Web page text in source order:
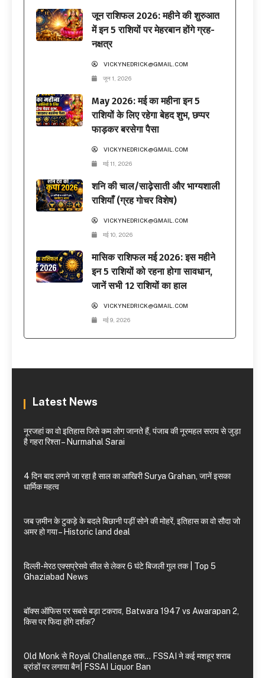
जून राशिफल 2026: महीने की शुरुआत
में इन 5 राशियों पर मेहरबान होंगे ग्रह-
नक्षत्र
VICKYNEDRICK@GMAIL.COM
जून 1, 2026
May 2026: मई का महीना इन 5
राशियों के लिए रहेगा बेहद शुभ, छप्पर
फाड़कर बरसेगा पैसा
VICKYNEDRICK@GMAIL.COM
मई 11, 2026
शनि की चाल/साढ़ेसाती और भाग्यशाली
राशियाँ (ग्रह गोचर विशेष)
VICKYNEDRICK@GMAIL.COM
मई 10, 2026
मासिक राशिफल मई 2026: इस महीने
इन 5 राशियों को रहना होगा सावधान,
जानें सभी 12 राशियों का हाल
VICKYNEDRICK@GMAIL.COM
मई 9, 2026
Latest News
नूरजहां का वो इतिहास जिसे कम लोग जानते हैं, पंजाब की नूरमहल सराय से जुड़ा
है गहरा रिश्ता – Nurmahal Sarai
4 दिन बाद लगने जा रहा है साल का आखिरी Surya Grahan, जानें इसका
धार्मिक महत्व
जब ज़मीन के टुकड़े के बदले बिछानी पड़ीं सोने की मोहरें, इतिहास का वो सौदा जो
अमर हो गया – Historic land deal
दिल्ली-मेरठ एक्सप्रेसवे सील से लेकर 6 घंटे बिजली गुल तक | Top 5
Ghaziabad News
बॉक्स ऑफिस पर सबसे बड़ा टकराव, Batwara 1947 vs Awarapan 2,
किस पर फिदा होंगे दर्शक?
Old Monk से Royal Challenge तक… FSSAI ने कई मशहूर शराब
ब्रांडों पर लगाया बैन| FSSAI Liquor Ban